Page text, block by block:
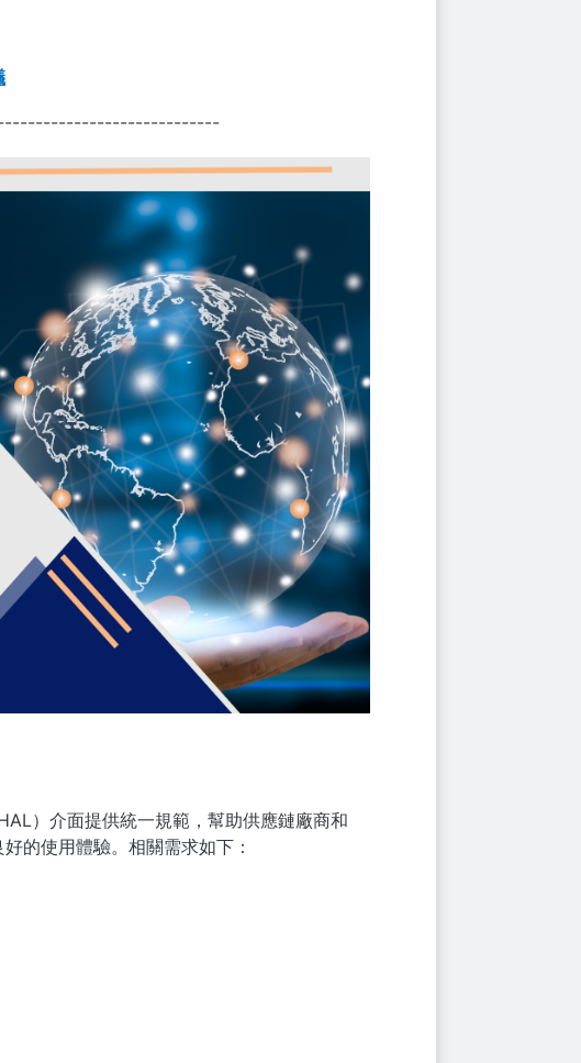
）介面提供統一規範，幫助供應鏈廠商和
的使用體驗。相關需求如下：